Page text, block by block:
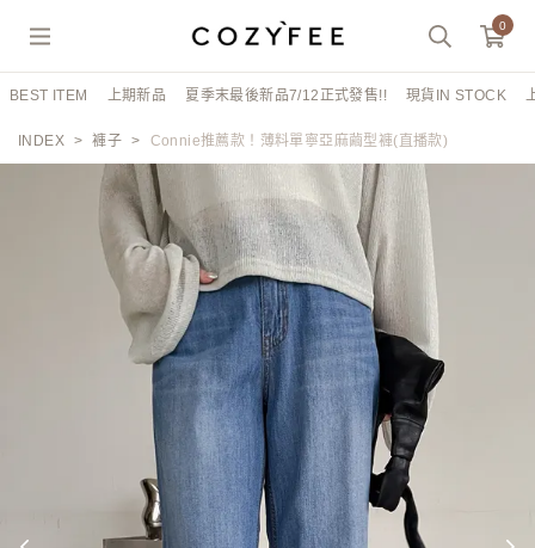
0
BEST ITEM 上期新品 夏季末最後新品7/12正式發售!! 現貨IN STOCK
INDEX 褲子 Connie推薦款！薄料單寧亞麻繭型褲(直播款)